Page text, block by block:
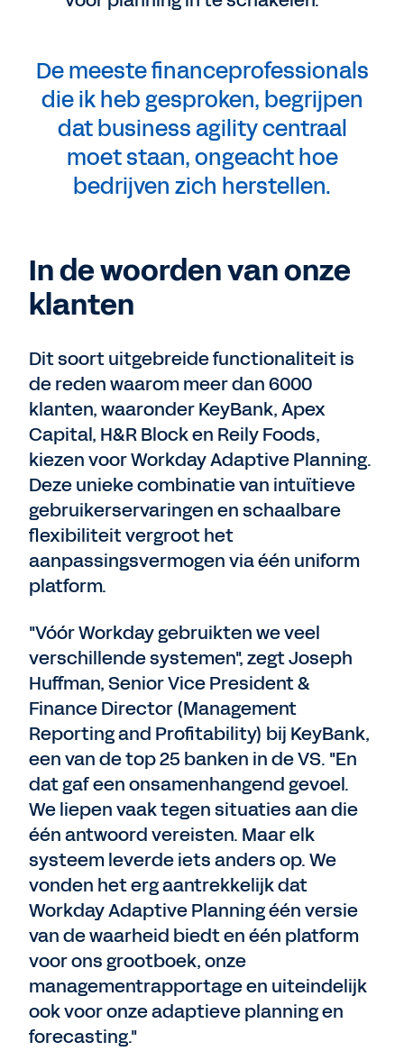
De meeste financeprofessionals
die ik heb gesproken, begrijpen
dat business agility centraal
moet staan, ongeacht hoe
bedrijven zich herstellen.
In de woorden van onze
klanten
Dit soort uitgebreide functionaliteit is
de reden waarom meer dan 6000
klanten, waaronder KeyBank, Apex
Capital, H&R Block en Reily Foods,
kiezen voor Workday Adaptive Planning.
Deze unieke combinatie van intuïtieve
gebruikerservaringen en schaalbare
flexibiliteit vergroot het
aanpassingsvermogen via één uniform
platform.
"Vóór Workday gebruikten we veel
verschillende systemen", zegt Joseph
Huffman, Senior Vice President &
Finance Director (Management
Reporting and Profitability) bij KeyBank,
een van de top 25 banken in de VS. "En
dat gaf een onsamenhangend gevoel.
We liepen vaak tegen situaties aan die
één antwoord vereisten. Maar elk
systeem leverde iets anders op. We
vonden het erg aantrekkelijk dat
Workday Adaptive Planning één versie
van de waarheid biedt en één platform
voor ons grootboek, onze
managementrapportage en uiteindelijk
ook voor onze adaptieve planning en
forecasting."